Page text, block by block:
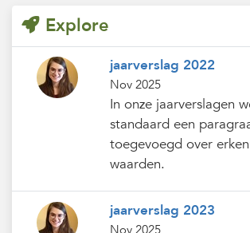
Explore
jaarverslag 2022
Nov 2025
In onze jaarverslagen
standaard een
toegevoegd over
waarden.
jaarverslag 2023